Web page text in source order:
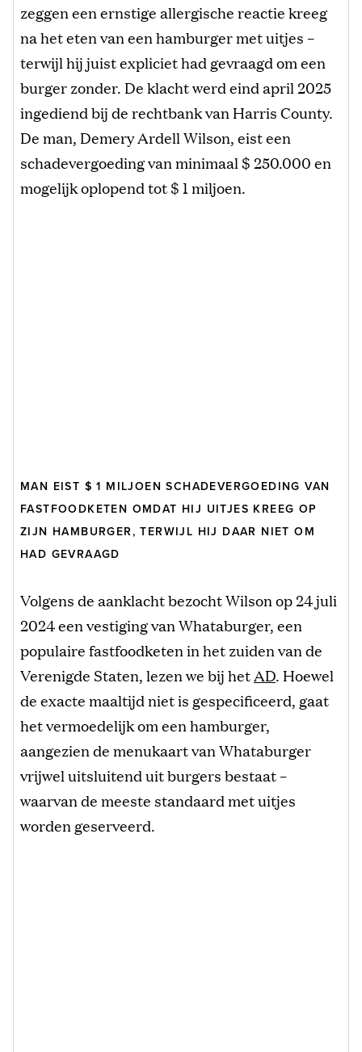
zeggen een ernstige allergische reactie kreeg
na het eten van een hamburger met uitjes –
terwijl hij juist expliciet had gevraagd om een
burger zonder. De klacht werd eind april 2025
ingediend bij de rechtbank van Harris County.
De man, Demery Ardell Wilson, eist een
schadevergoeding van minimaal $ 250.000 en
mogelijk oplopend tot $ 1 miljoen.
MAN EIST $ 1 MILJOEN SCHADEVERGOEDING VAN
FASTFOODKETEN OMDAT HIJ UITJES KREEG OP
ZIJN HAMBURGER, TERWIJL HIJ DAAR NIET OM
HAD GEVRAAGD
Volgens de aanklacht bezocht Wilson op 24 juli
2024 een vestiging van Whataburger, een
populaire fastfoodketen in het zuiden van de
Verenigde Staten, lezen we bij hetAD. Hoewel
de exacte maaltijd niet is gespecificeerd, gaat
het vermoedelijk om een hamburger,
aangezien de menukaart van Whataburger
vrijwel uitsluitend uit burgers bestaat –
waarvan de meeste standaard met uitjes
worden geserveerd.